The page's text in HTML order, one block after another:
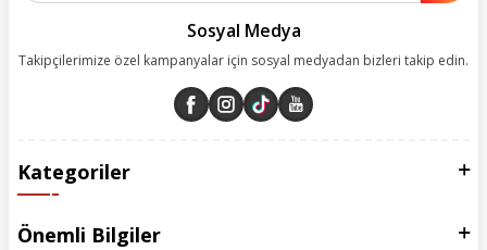
Sosyal Medya
Takipçilerimize özel kampanyalar için sosyal medyadan bizleri takip edin.
Kategoriler
Önemli Bilgiler